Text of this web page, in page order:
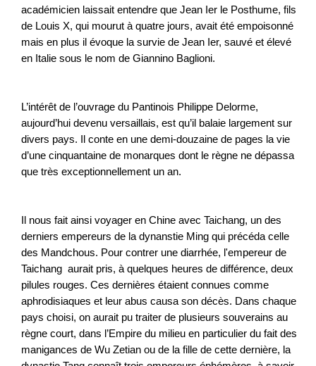
académicien laissait entendre que Jean Ier le Posthume, fils
de Louis X, qui mourut à quatre jours, avait été empoisonné
mais en plus il évoque la survie de Jean Ier, sauvé et élevé
en Italie sous le nom de Giannino Baglioni.
L’intérêt de l’ouvrage du Pantinois Philippe Delorme,
aujourd’hui devenu versaillais, est qu’il balaie largement sur
divers pays. Il conte en une demi-douzaine de pages la vie
d’une cinquantaine de monarques dont le règne ne dépassa
que très exceptionnellement un an.
Il nous fait ainsi voyager en Chine avec Taichang, un des
derniers empereurs de la dynanstie Ming qui précéda celle
des Mandchous. Pour contrer une diarrhée, l'empereur de
Taichang aurait pris, à quelques heures de différence, deux
pilules rouges. Ces dernières étaient connues comme
aphrodisiaques et leur abus causa son décès. Dans chaque
pays choisi, on aurait pu traiter de plusieurs souverains au
règne court, dans l’Empire du milieu en particulier du fait des
manigances de Wu Zetian ou de la fille de cette dernière, la